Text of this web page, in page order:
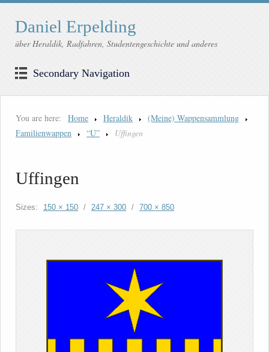
Daniel Erpelding
über Heraldik, Radfahren, Studentengeschichte und anderes
Secondary Navigation
You are here: Home Heraldik
(Meine) Wappensammlung
Familienwappen
“U” Uffingen
Uffingen
Sizes: 150 × 150 / 247 × 300 / 700 × 850